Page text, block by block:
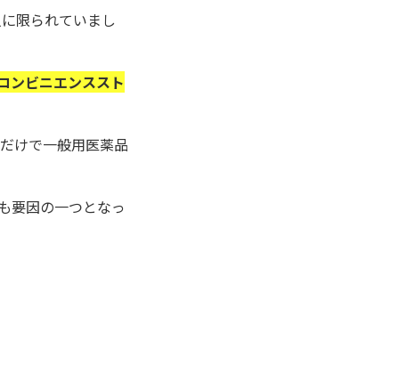
限られていまし
ンビニエンススト
けで一般用医薬品
要因の一つとなっ